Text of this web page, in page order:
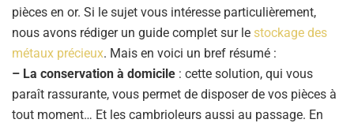
pièces en or. Si le sujet vous intéresse particulièrement,
nous avons rédiger un guide complet sur le stockage des
métaux précieux. Mais en voici un bref résumé :
– La conservation à domicile : cette solution, qui vous
paraît rassurante, vous permet de disposer de vos pièces à
tout moment… Et les cambrioleurs aussi au passage. En